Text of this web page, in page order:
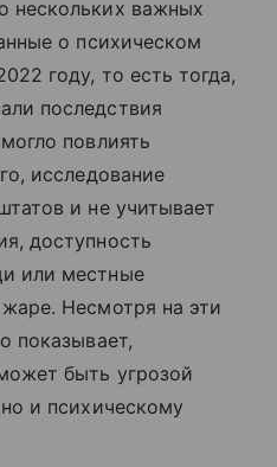
нескольких важных
о психическом
году, то есть тогда,
последствия
повлиять
исследование
и не учитывает
доступность
или местные
Несмотря на эти
показывает,
быть угрозой
и психическому